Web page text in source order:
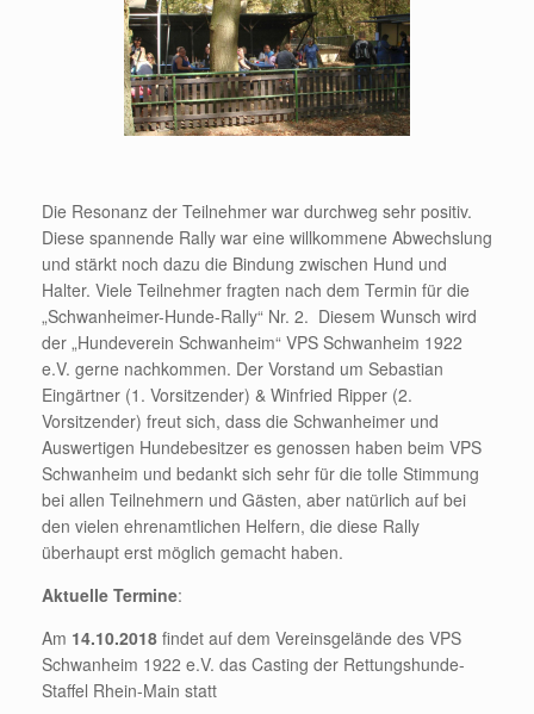
Die Resonanz der Teilnehmer war durchweg sehr positiv.
Diese spannende Rally war eine willkommene Abwechslung
und stärkt noch dazu die Bindung zwischen Hund und
Halter. Viele Teilnehmer fragten nach dem Termin für die
„Schwanheimer-Hunde-Rally“ Nr. 2. Diesem Wunsch wird
der „Hundeverein Schwanheim“ VPS Schwanheim 1922
e.V. gerne nachkommen. Der Vorstand um Sebastian
Eingärtner (1. Vorsitzender) & Winfried Ripper (2.
Vorsitzender) freut sich, dass die Schwanheimer und
Auswertigen Hundebesitzer es genossen haben beim VPS
Schwanheim und bedankt sich sehr für die tolle Stimmung
bei allen Teilnehmern und Gästen, aber natürlich auf bei
den vielen ehrenamtlichen Helfern, die diese Rally
überhaupt erst möglich gemacht haben.
Aktuelle Termine:
Am 14.10.2018 findet auf dem Vereinsgelände des VPS
Schwanheim 1922 e.V. das Casting der Rettungshunde-
Staffel Rhein-Main statt